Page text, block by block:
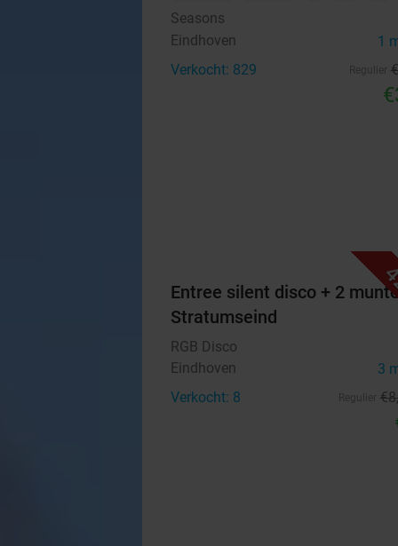
Seasons
Eindhoven 1
Verkocht: 829
Entree silent disco + 2
Stratumseind
RGB Disco
Eindhoven
3
Verkocht: 8 €8